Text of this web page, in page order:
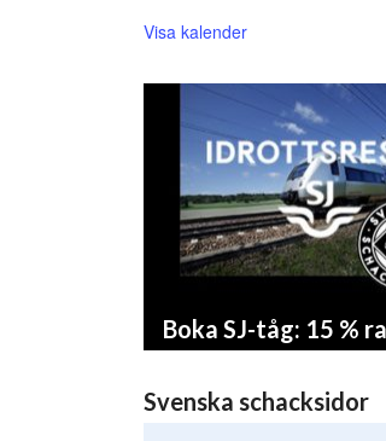
Visa kalender
Boka SJ-tåg: 15 %
Svenska schacksidor